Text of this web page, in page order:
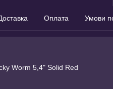
Оплата Умови
Worm 5,4" Solid Red